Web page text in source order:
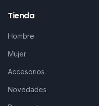
Tienda
Hombre
Mujer
Accesorios
Novedades